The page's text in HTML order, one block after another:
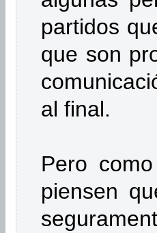
partidos
que son
al final.
Pero
piensen